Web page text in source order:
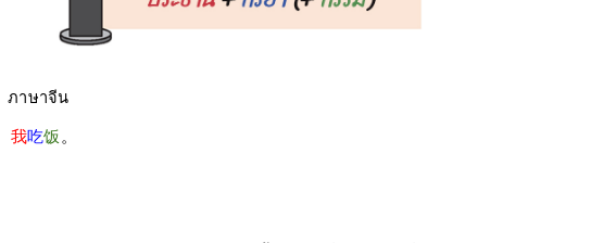
ภาษาจีน
我吃饭 。